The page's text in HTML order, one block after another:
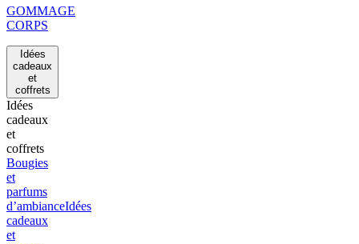
GOMMAGE
CORPS
Idées
cadeaux
et
coffrets
Idées
cadeaux
et
coffrets
Bougies
et
parfums
d’ambianceIdées
cadeaux
et